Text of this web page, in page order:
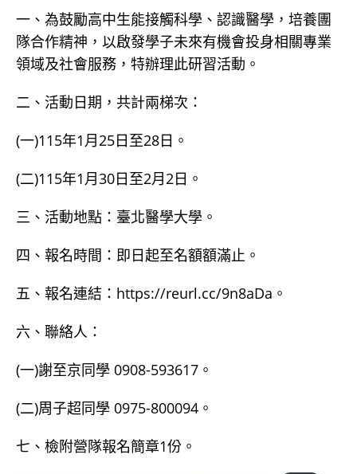
一、為鼓勵高中生能接觸科學、認識醫學，培養團
隊合作精神，以啟發學子未來有機會投身相關專業
領域及社會服務，特辦理此研習活動。
二、活動日期，共計兩梯次：
(一)115年1月25日至28日。
(二)115年1月30日至2月2日。
三、活動地點：臺北醫學大學。
四、報名時間：即日起至名額額滿止。
五、報名連結：https://reurl.cc/9n8aDa。
六、聯絡人：
(一)謝至京同學 0908-593617。
(二)周子超同學 0975-800094。
七、檢附營隊報名簡章1份。